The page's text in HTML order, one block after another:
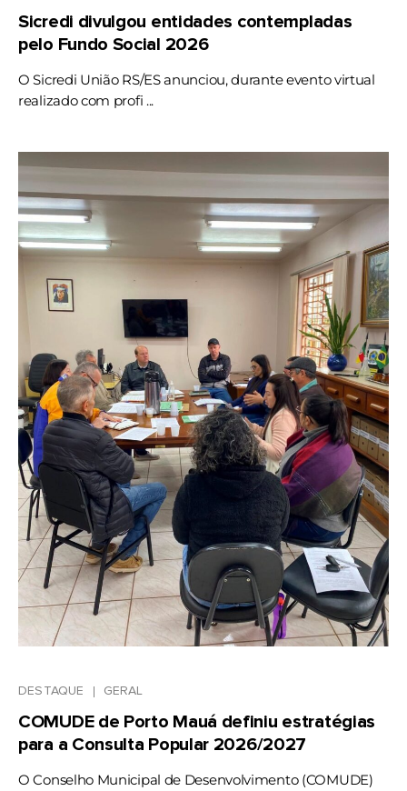
Sicredi divulgou entidades contempladas
pelo Fundo Social 2026
O Sicredi União RS/ES anunciou, durante evento virtual
realizado com profi ...
DESTAQUE GERAL
COMUDE de Porto Mauá definiu estratégias
para a Consulta Popular 2026/2027
O Conselho Municipal de Desenvolvimento (COMUDE)